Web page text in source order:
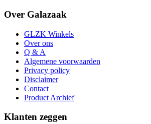
Over Galazaak
GLZK Winkels
Over ons
Q & A
Algemene voorwaarden
Privacy policy
Disclaimer
Contact
Product Archief
Klanten zeggen